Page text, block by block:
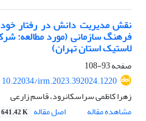
نقش مدیریت دانش در رفتار خود
فرهنگ سازمانی (مورد مطالعه:
لاستیک استان تهران)
صفحه93-108
10.22034/irm.2023.392024.1220
زهرا کاظمی سراسکانرود، قاسم زارعی
مشاهده مقاله
اصل مقاله 641.42 K